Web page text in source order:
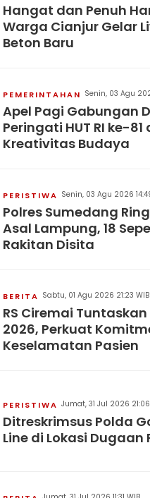
Hangat dan Penuh
Warga Cianjur Gelar
Beton Baru
PEMERINTAHAN Senin, 03 Agu
Apel Pagi Gabungan
Peringati HUT RI ke-
Kreativitas Budaya
PERISTIWA Senin, 03 Agu 2026
Polres Sumedang
Asal Lampung, 18
Rakitan Disita
BERITA Sabtu, 01 Agu 2026 21:23 WIB
RS Ciremai
2026, Perkuat
Keselamatan Pasien
PERISTIWA Jumat, 31 Jul 2026
Ditreskrimsus Polda
Line di Lokasi Dugaan